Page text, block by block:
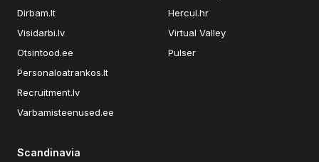
Dirbam.lt
Visidarbi.lv
Otsintood.ee
Personaloatrankos.lt
Recruitment.lv
Varbamisteenused.ee
Hercul.hr
Virtual Valley
Pulser
Scandinavia